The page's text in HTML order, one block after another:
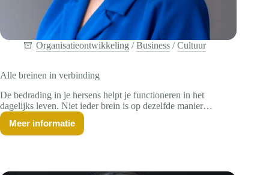
Organisatieontwikkeling /Business /Cultuur
Alle breinen in verbinding
De bedrading in je hersens helpt je functioneren in het
dagelijks leven. Niet ieder brein is op dezelfde manier
bedraad. Dat betekent dat de een dingen goed kan die de
ander helemaal niet voor elkaar krijgt. En dat mensen met
etiketjes die wij ‘een stoornis’ noemen, juist van grote waarde
Meer informatie
Alle
breinen